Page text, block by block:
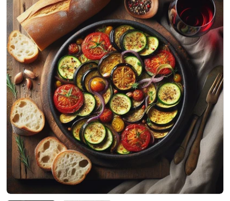
Ouvrir le média 0 en mode modal